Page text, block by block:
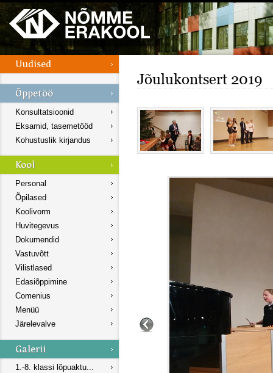
Konsultatsioonid
Eksamid, tasemetööd
Kohustuslik kirjandus
Personal
Õpilased
Koolivorm
Huvitegevus
Dokumendid
Vastuvõtt
Vilistlased
Edasiõppimine
Comenius
Menüü
Järelevalve
1.-8. klassi lõpuaktu...
Jõulukontsert 2019